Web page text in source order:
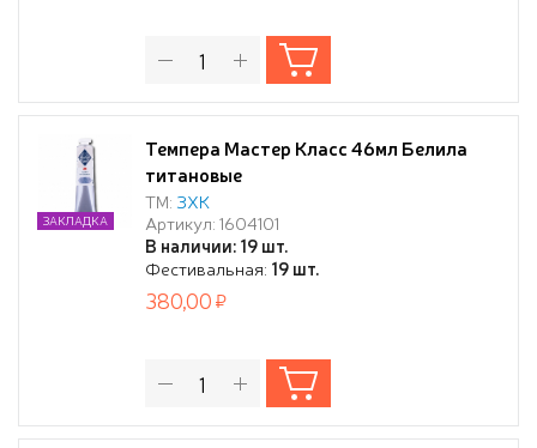
Темпера Мастер Класс 46мл Белила
титановые
ТМ: ЗХК
Артикул: 1604101
В наличии: 19 шт.
Фестивальная: 19 шт.
ЗАКЛАДКА
380,00